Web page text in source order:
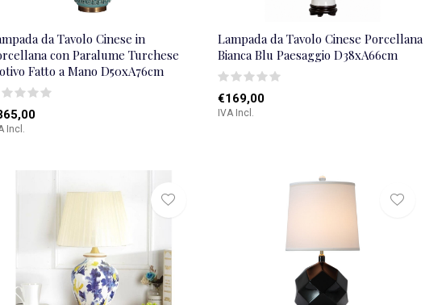
da Tavolo Cinese in
con Paralume Turchese
Fatto a Mano D50xA76cm
Incl.
Lampada da Tavolo Cinese Porcellana
Bianca Blu Paesaggio D38xA66cm
€169,00
IVA Incl.